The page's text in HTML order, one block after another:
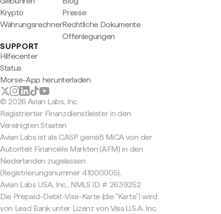
Krypto
Währungsrechner
Presse
Rechtliche Dokumente
Offenlegungen
SUPPORT
Hilfecenter
Status
Morse-App herunterladen
© 2026 Avian Labs, Inc
Registrierter Finanzdienstleister in den
Vereinigten Staaten
Avian Labs ist als CASP gemäß MiCA von der
Autoriteit Financiële Markten (AFM) in den
Niederlanden zugelassen
(Registrierungsnummer 41000005).
Avian Labs USA, Inc., NMLS ID # 2639252
Die Prepaid-Debit-Visa-Karte (die "Karte") wird
von Lead Bank unter Lizenz von Visa U.S.A. Inc.